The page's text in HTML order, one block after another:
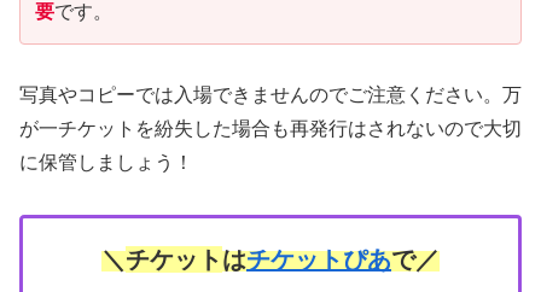
要です。
写真やコピーでは入場できませんのでご注意ください。万
が一チケットを紛失した場合も再発行はされないので大切
に保管しましょう！
＼チケットはチケットぴあで／